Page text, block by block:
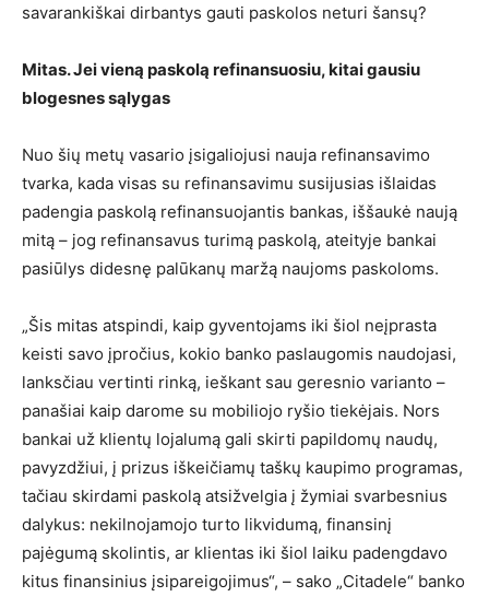
savarankiškai dirbantys gauti paskolos neturi šansų?
Mitas. Jei vieną paskolą refinansuosiu, kitai gausiu
blogesnes sąlygas
Nuo šių metų vasario įsigaliojusi nauja refinansavimo
tvarka, kada visas su refinansavimu susijusias išlaidas
padengia paskolą refinansuojantis bankas, iššaukė naują
mitą – jog refinansavus turimą paskolą, ateityje bankai
pasiūlys didesnę palūkanų maržą naujoms paskoloms.
„Šis mitas atspindi, kaip gyventojams iki šiol neįprasta
keisti savo įpročius, kokio banko paslaugomis naudojasi,
lanksčiau vertinti rinką, ieškant sau geresnio varianto –
panašiai kaip darome su mobiliojo ryšio tiekėjais. Nors
bankai už klientų lojalumą gali skirti papildomų naudų,
pavyzdžiui, į prizus iškeičiamų taškų kaupimo programas,
tačiau skirdami paskolą atsižvelgia į žymiai svarbesnius
dalykus: nekilnojamojo turto likvidumą, finansinį
pajėgumą skolintis, ar klientas iki šiol laiku padengdavo
kitus finansinius įsipareigojimus“, – sako „Citadele“ banko